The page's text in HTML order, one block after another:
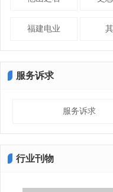
福建电业
服务诉求
服务诉求
行业刊物